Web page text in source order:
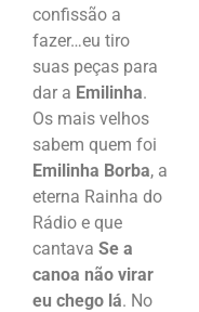
confissão a
fazer…eu tiro
suas peças para
dar a Emilinha.
Os mais velhos
sabem quem foi
Emilinha Borba, a
eterna Rainha do
Rádio e que
cantava Se a
canoa não virar
eu chego lá. No